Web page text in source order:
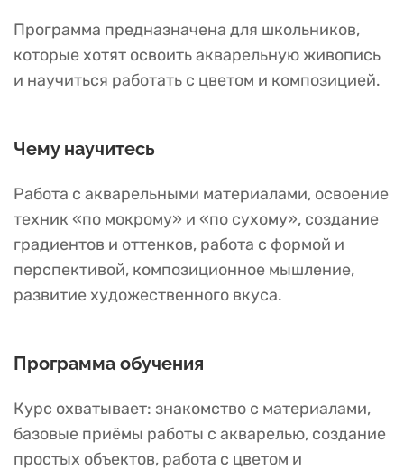
Программа предназначена для школьников,
которые хотят освоить акварельную живопись
и научиться работать с цветом и композицией.
Чему научитесь
Работа с акварельными материалами, освоение
техник «по мокрому» и «по сухому», создание
градиентов и оттенков, работа с формой и
перспективой, композиционное мышление,
развитие художественного вкуса.
Программа обучения
Курс охватывает: знакомство с материалами,
базовые приёмы работы с акварелью, создание
простых объектов, работа с цветом и